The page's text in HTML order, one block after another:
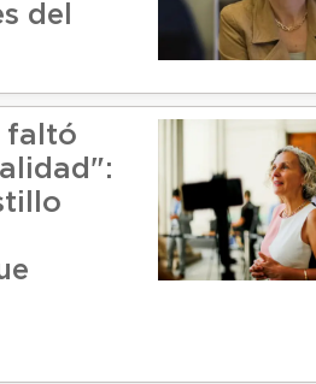
del
faltó